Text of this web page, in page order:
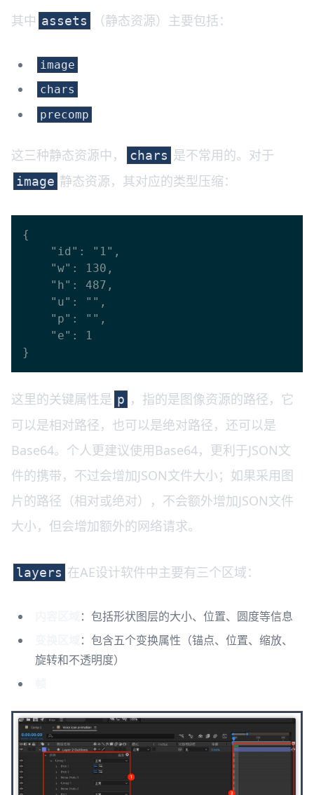
其中 assets （静态资源）主要包括：
image
chars
precomp
这三种静态资源中， chars 是不常用的。对于
image 静态资源，其对应的类型压缩：
{
这里的关键属性是 p ，指的是图像资源的路径，它
可以是相对路径，也可以是绝对路径，还可以是
Base64。个人更建议使用Base64，更利于JSON文
件的携带，不过会增加JSON文件大小；如果采用图
片的路径（相对或绝对），不会额外增加JSON文件
大小，但会增加额外的网络请求。
layers 在AE设计软件中主要有三个区域：
：包括形状图层的大小、位置、圆度等信息
：包含五个变换属性（锚点、位置、缩放、
旋转和不透明度）